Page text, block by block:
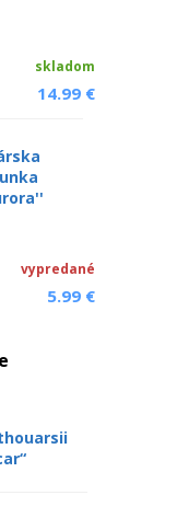
skladom
14.99 €
vypredané
5.99 €